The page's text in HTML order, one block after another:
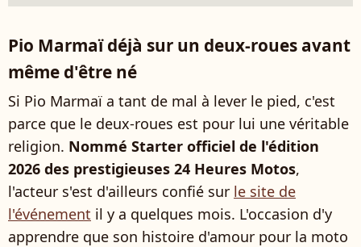
Pio Marmaï déjà sur un deux-roues avant
même d'être né
Si Pio Marmaï a tant de mal à lever le pied, c'est
parce que le deux-roues est pour lui une véritable
religion. Nommé Starter officiel de l'édition
2026 des prestigieuses 24 Heures Motos,
l'acteur s'est d'ailleurs confié sur le site de
l'événement il y a quelques mois. L'occasion d'y
apprendre que son histoire d'amour pour la moto